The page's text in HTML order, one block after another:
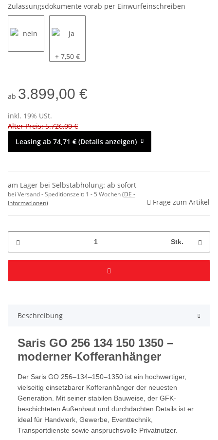
Zulassungsdokumente vorab per Einwurfeinschreiben
ja
+ 7,50 €
ab 3.899,00 €
inkl. 19% USt.
Alter Preis: 5.726,00 €
Leasing ab 74,71 € (Details anzeigen)
am Lager bei Selbstabholung: ab sofort
bei Versand - Speditionszeit: 1 - 5 Wochen(DE -
Informationen)
Frage zum Artikel
Stk.
Beschreibung
Saris GO 256 134 150 1350 –
moderner Kofferanhänger
Der Saris GO 256–134–150–1350 ist ein hochwertiger,
vielseitig einsetzbarer Kofferanhänger der neuesten
Generation. Mit seiner stabilen Bauweise, der GFK-
beschichteten Außenhaut und durchdachten Details ist er
ideal für Handwerk, Gewerbe, Eventtechnik,
Transportdienste sowie anspruchsvolle Privatnutzer.